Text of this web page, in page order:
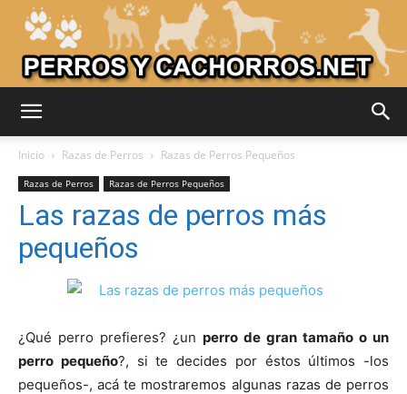
Perros
–
Razas
Inicio Razas de Perros Razas de Perros Pequeños
Razas de Perros Razas de Perros Pequeños
Las razas de perros más
pequeños
¿Qué perro prefieres? ¿un perro de gran tamaño o un
perro pequeño?, si te decides por éstos últimos -los
pequeños-, acá te mostraremos algunas razas de perros